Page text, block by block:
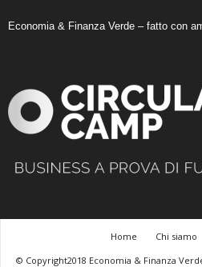
Economia & Finanza Verde – fatto con
Home Chi siamo
© Copyright2018 Economia & Finanza